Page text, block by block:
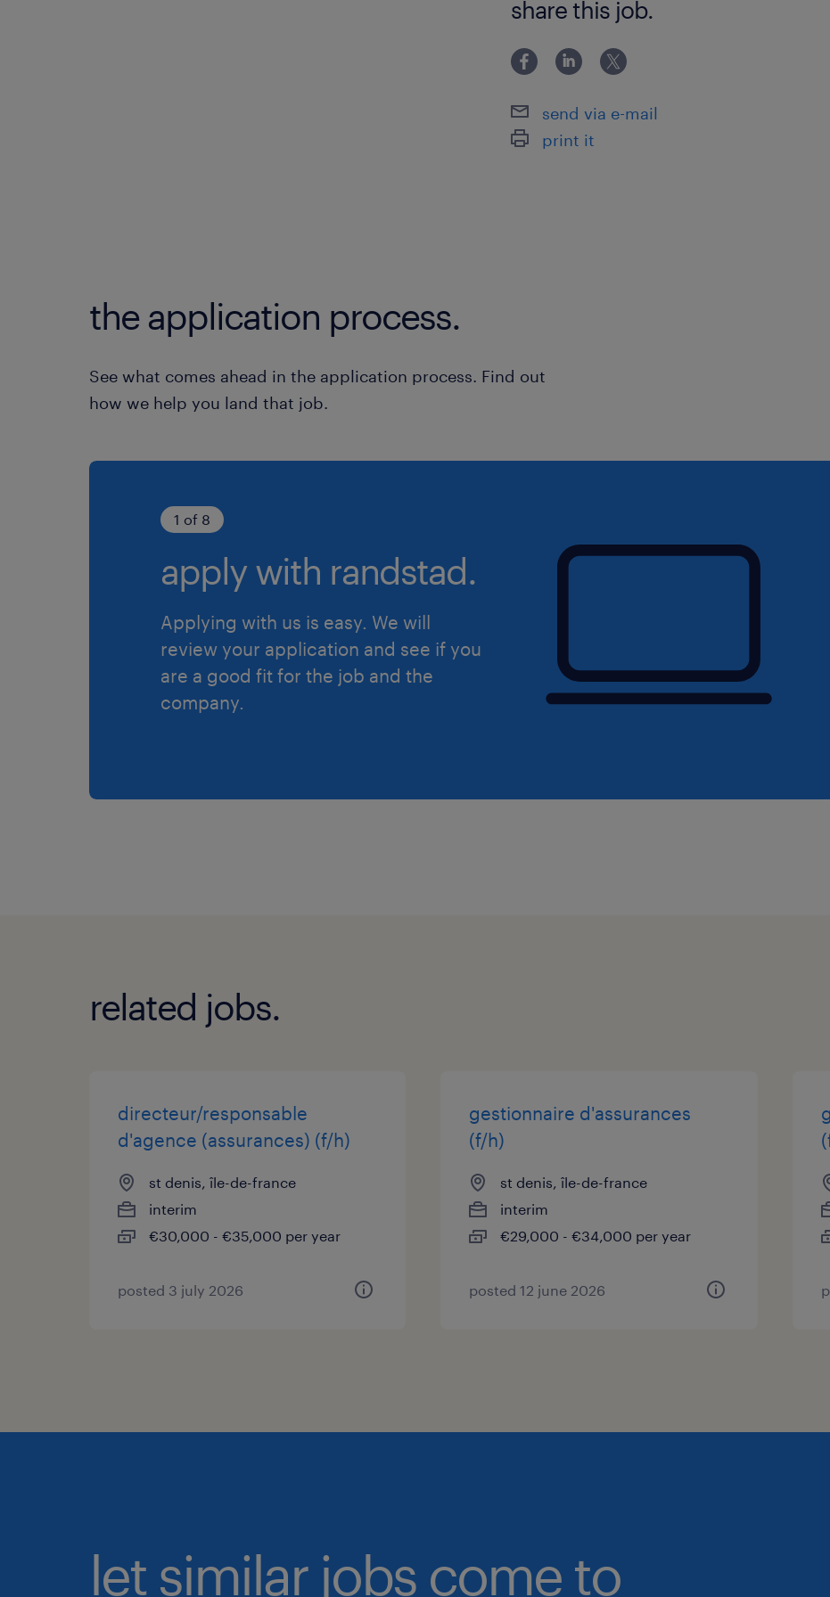
d'assurances, un Juriste Contentieux
(F/H) dans le cadre d'une mission
share this job.
send via e-mail
print it
the application process.
See what comes ahead in the application process. Find out
how we help you land that job.
1 of 8
apply with randstad.
Applying with us is easy. We will
review your application and see if you
are a good fit for the job and the
company.
related jobs.
directeur/responsable
d'agence (assurances) (f/h)
st denis, île-de-france
interim
€30,000 - €35,000 per year
posted 3 july 2026
gestionnaire d'assurances
(f/h)
st denis, île-de-france
interim
€29,000 - €34,000 per year
posted 12 june 2026
let similar jobs come to